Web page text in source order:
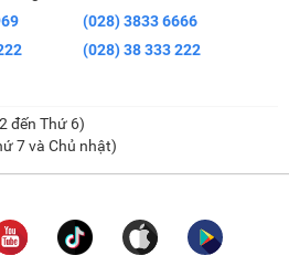
(028) 3833 6666
(028) 38 333 222
đến Thứ 6)
7 và Chủ nhật)